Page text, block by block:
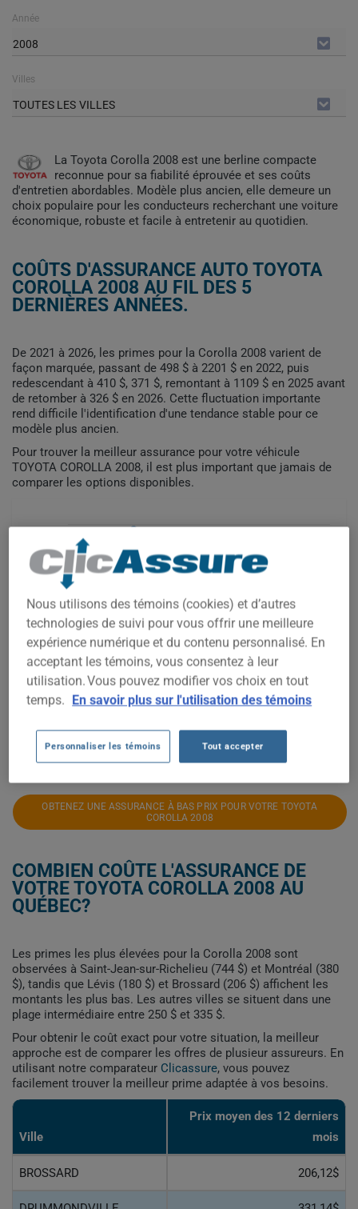
Année
2008
Villes
TOUTES LES VILLES
La Toyota Corolla 2008 est une berline compacte
reconnue pour sa fiabilité éprouvée et ses coûts
d'entretien abordables. Modèle plus ancien, elle demeure un
choix populaire pour les conducteurs recherchant une voiture
économique, robuste et facile à entretenir au quotidien.
COÛTS D'ASSURANCE AUTO TOYOTA
COROLLA 2008 AU FIL DES 5
DERNIÈRES ANNÉES.
De 2021 à 2026, les primes pour la Corolla 2008 varient de
façon marquée, passant de 498 $ à 2201 $ en 2022, puis
redescendant à 410 $, 371 $, remontant à 1109 $ en 2025 avant
de retomber à 326 $ en 2026. Cette fluctuation importante
rend difficile l'identification d'une tendance stable pour ce
modèle plus ancien.
Pour trouver la meilleur assurance pour votre véhicule
TOYOTA COROLLA 2008, il est plus important que jamais de
comparer les options disponibles.
2021 2022 2024 2025
500$
1 500$
2 000$
OBTENEZ UNE ASSURANCE À BAS PRIX POUR VOTRE TOYOTA
COROLLA 2008
COMBIEN COÛTE L'ASSURANCE DE
VOTRE TOYOTA COROLLA 2008 AU
QUÉBEC?
Les primes les plus élevées pour la Corolla 2008 sont
observées à Saint-Jean-sur-Richelieu (744 $) et Montréal (380
$), tandis que Lévis (180 $) et Brossard (206 $) affichent les
montants les plus bas. Les autres villes se situent dans une
plage intermédiaire entre 250 $ et 335 $.
Pour obtenir le coût exact pour votre situation, la meilleur
approche est de comparer les offres de plusieur assureurs. En
utilisant notre comparateur Clicassure, vous pouvez
facilement trouver la meilleur prime adaptée à vos besoins.
Ville
Prix ​​moyen des 12 derniers
mois
BROSSARD 206,12$
Nous utilisons des témoins (cookies) et d’autres
technologies de suivi pour vous offrir une meilleure
expérience numérique et du contenu personnalisé. En
acceptant les témoins, vous consentez à leur
utilisation. Vous pouvez modifier vos choix en tout
temps. En savoir plus sur l'utilisation des témoins
Personnaliser les témoins Tout accepter